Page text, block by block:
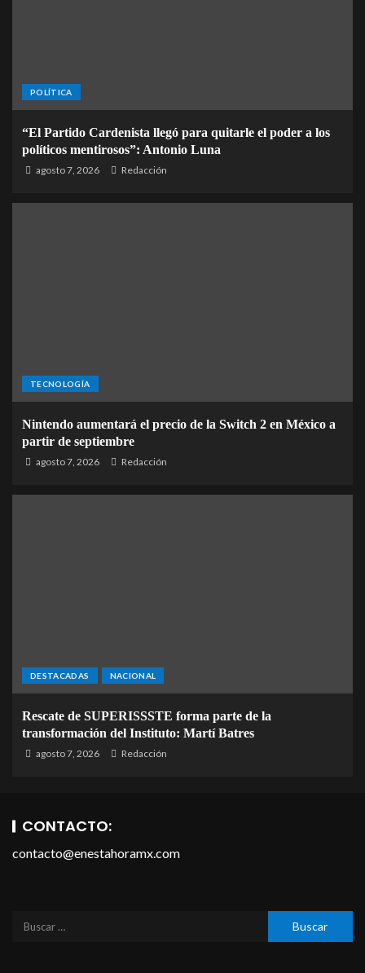
POLÍTICA
“El Partido Cardenista llegó para quitarle el poder a los
políticos mentirosos”: Antonio Luna
agosto 7, 2026 Redacción
TECNOLOGÍA
Nintendo aumentará el precio de la Switch 2 en México a
partir de septiembre
agosto 7, 2026 Redacción
DESTACADAS NACIONAL
Rescate de SUPERISSSTE forma parte de la
transformación del Instituto: Martí Batres
agosto 7, 2026 Redacción
CONTACTO:
contacto@enestahoramx.com